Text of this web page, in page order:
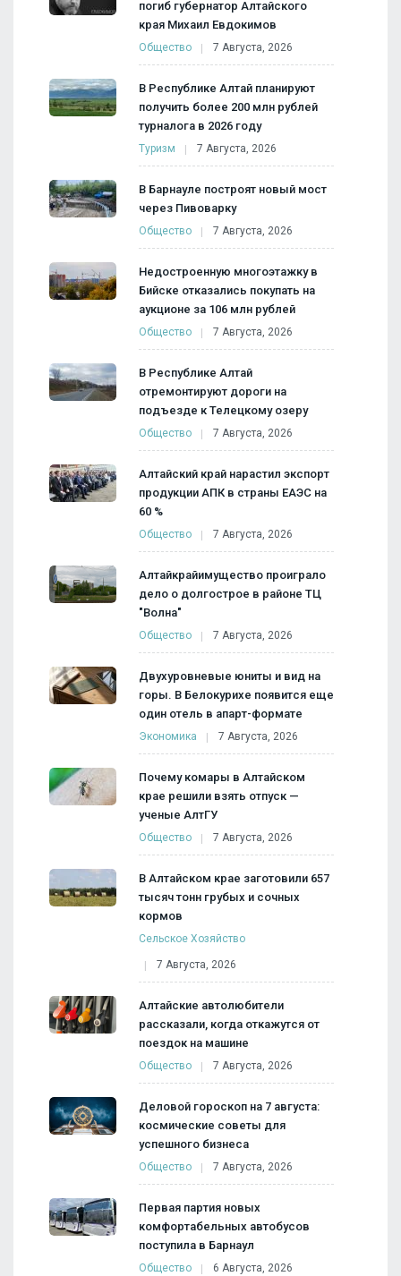
погиб губернатор Алтайского
края Михаил Евдокимов
Общество 7 Августа, 2026
В Республике Алтай планируют
получить более 200 млн рублей
турналога в 2026 году
Туризм 7 Августа, 2026
В Барнауле построят новый мост
через Пивоварку
Общество 7 Августа, 2026
Недостроенную многоэтажку в
Бийске отказались покупать на
аукционе за 106 млн рублей
Общество 7 Августа, 2026
В Республике Алтай
отремонтируют дороги на
подъезде к Телецкому озеру
Общество 7 Августа, 2026
Алтайский край нарастил экспорт
продукции АПК в страны ЕАЭС на
60 %
Общество 7 Августа, 2026
Алтайкрайимущество проиграло
дело о долгострое в районе ТЦ
"Волна"
Общество 7 Августа, 2026
Двухуровневые юниты и вид на
горы. В Белокурихе появится еще
один отель в апарт-формате
Экономика 7 Августа, 2026
Почему комары в Алтайском
крае решили взять отпуск —
ученые АлтГУ
Общество 7 Августа, 2026
В Алтайском крае заготовили 657
тысяч тонн грубых и сочных
кормов
Сельское Хозяйство
7 Августа, 2026
Алтайские автолюбители
рассказали, когда откажутся от
поездок на машине
Общество 7 Августа, 2026
Деловой гороскоп на 7 августа:
космические советы для
успешного бизнеса
Общество 7 Августа, 2026
Первая партия новых
комфортабельных автобусов
поступила в Барнаул
Общество 6 Августа, 2026